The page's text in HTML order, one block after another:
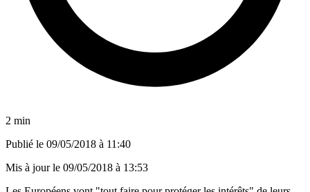
2 min
Publié le 09/05/2018 à 11:40
Mis à jour le 09/05/2018 à 13:53